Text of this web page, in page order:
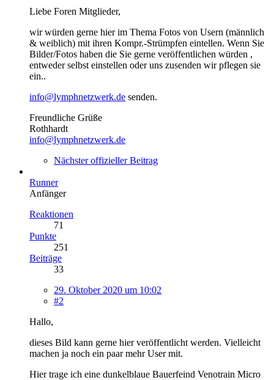
Liebe Foren Mitglieder,
wir würden gerne hier im Thema Fotos von Usern (männlich
& weiblich) mit ihren Kompr.-Strümpfen eintellen. Wenn Sie
Bilder/Fotos haben die Sie gerne veröffentlichen würden ,
entweder selbst einstellen oder uns zusenden wir pflegen sie
ein..
info@lymphnetzwerk.de senden.
Freundliche Grüße
Rothhardt
info@lymphnetzwerk.de
Nächster offizieller Beitrag
Runner
Anfänger
Reaktionen
71
Punkte
251
Beiträge
33
29. Oktober 2020 um 10:02
#2
Hallo,
dieses Bild kann gerne hier veröffentlicht werden. Vielleicht
machen ja noch ein paar mehr User mit.
Hier trage ich eine dunkelblaue Bauerfeind Venotrain Micro